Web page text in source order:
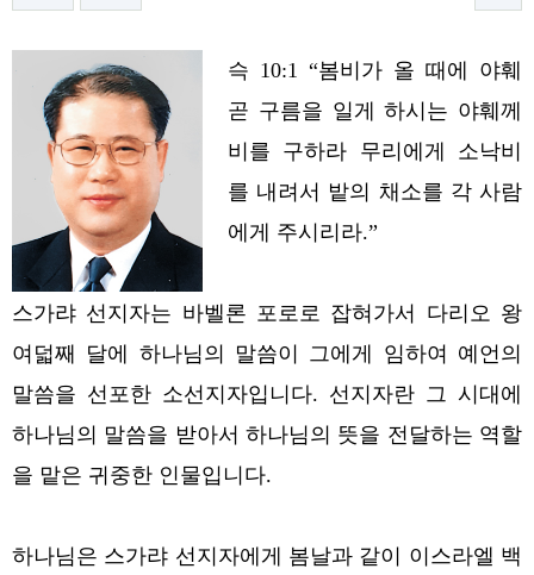
본문
슥 10:1 “봄비가 올 때에 야훼
곧 구름을 일게 하시는 야훼께
비를 구하라 무리에게 소낙비
를 내려서 밭의 채소를 각 사람
에게 주시리라.”
스가랴 선지자는 바벨론 포로로 잡혀가서 다리오 왕
여덟째 달에 하나님의 말씀이 그에게 임하여 예언의
말씀을 선포한 소선지자입니다. 선지자란 그 시대에
하나님의 말씀을 받아서 하나님의 뜻을 전달하는 역할
을 맡은 귀중한 인물입니다.
하나님은 스가랴 선지자에게 봄날과 같이 이스라엘 백